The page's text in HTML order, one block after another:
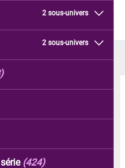
2 sous-univers
2 sous-univers
(424)